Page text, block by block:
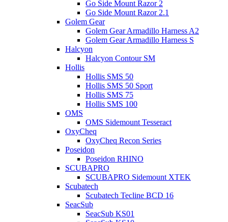
Go Side Mount Razor 2
Go Side Mount Razor 2.1
Golem Gear
Golem Gear Armadillo Harness A2
Golem Gear Armadillo Harness S
Halcyon
Halcyon Contour SM
Hollis
Hollis SMS 50
Hollis SMS 50 Sport
Hollis SMS 75
Hollis SMS 100
OMS
OMS Sidemount Tesseract
OxyCheq
OxyCheq Recon Series
Poseidon
Poseidon RHINO
SCUBAPRO
SCUBAPRO Sidemount XTEK
Scubatech
Scubatech Tecline BCD 16
SeacSub
SeacSub KS01